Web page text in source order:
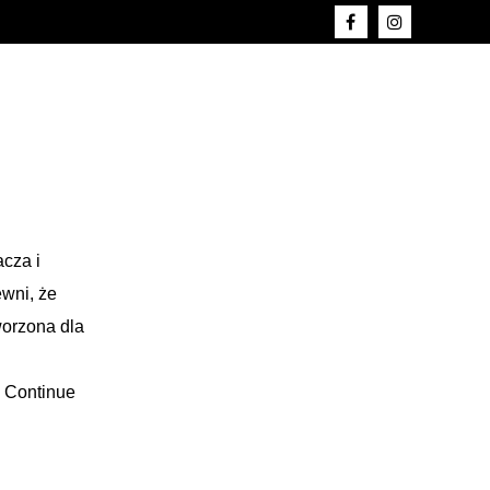
і
żе
dlа
Continue